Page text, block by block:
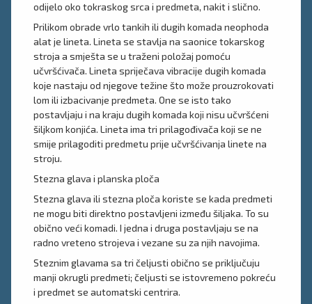
odijelo oko tokraskog srca i predmeta, nakit i slično.
Prilikom obrade vrlo tankih ili dugih komada neophoda
alat je lineta. Lineta se stavlja na saonice tokarskog
stroja a smješta se u traženi položaj pomoću
učvršćivača. Lineta spriječava vibracije dugih komada
koje nastaju od njegove težine što može prouzrokovati
lom ili izbacivanje predmeta. One se isto tako
postavljaju i na kraju dugih komada koji nisu učvršćeni
šiljkom konjića. Lineta ima tri prilagođivača koji se ne
smije prilagoditi predmetu prije učvršćivanja linete na
stroju.
Stezna glava i planska ploča
Stezna glava ili stezna ploča koriste se kada predmeti
ne mogu biti direktno postavljeni između šiljaka. To su
obično veći komadi. I jedna i druga postavljaju se na
radno vreteno strojeva i vezane su za njih navojima.
Steznim glavama sa tri čeljusti obično se priključuju
manji okrugli predmeti; čeljusti se istovremeno pokreću
i predmet se automatski centrira.